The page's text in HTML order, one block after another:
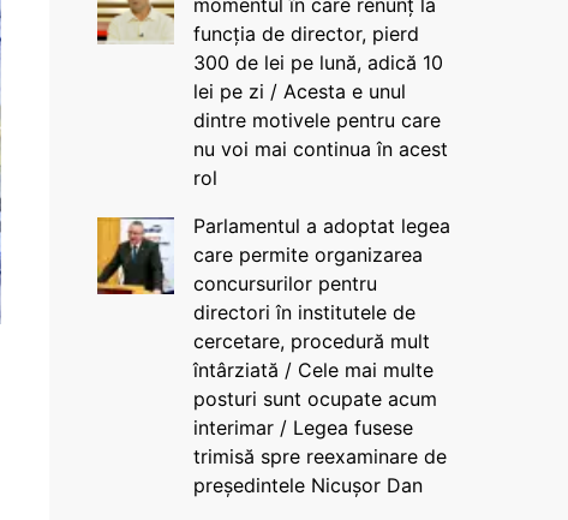
momentul în care renunț la
funcția de director, pierd
300 de lei pe lună, adică 10
lei pe zi / Acesta e unul
dintre motivele pentru care
nu voi mai continua în acest
rol
Parlamentul a adoptat legea
care permite organizarea
concursurilor pentru
directori în institutele de
cercetare, procedură mult
întârziată / Cele mai multe
posturi sunt ocupate acum
interimar / Legea fusese
trimisă spre reexaminare de
președintele Nicușor Dan